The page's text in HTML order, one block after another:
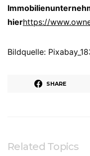
hierhttps://
Bildquelle:
SHARE
Related Topics